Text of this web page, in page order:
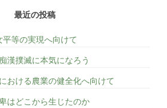
最近の投稿
平等の実現へ向けて
漢撲滅に本気になろう
おける農業の健全化へ向けて
はどこから生じたのか